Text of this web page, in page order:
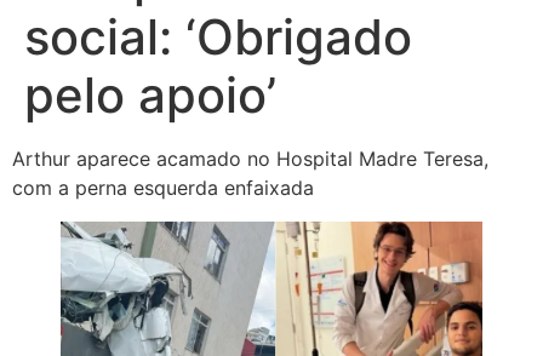
social: ‘Obrigado
pelo apoio’
Arthur aparece acamado no Hospital Madre Teresa,
com a perna esquerda enfaixada